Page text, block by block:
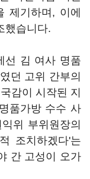
제기하며, 이에
했습니다.
선 김 여사 명품
던 고위 간부의
감이 시작된 지
품가방 수수 사
위 부위원장의
조치하겠다'는
간 고성이 오가